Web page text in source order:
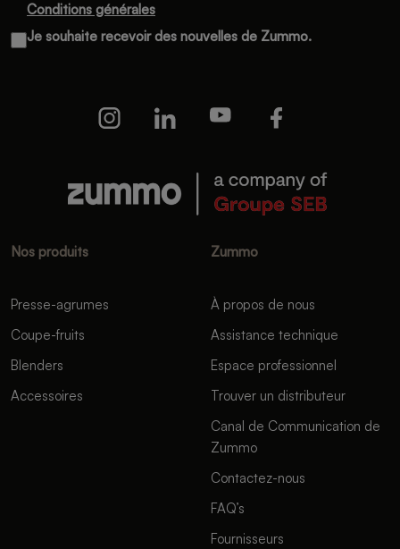
Nos produits
Presse-agrumes
Coupe-fruits
Blenders
Accessoires
Zummo
À propos de nous
Assistance technique
Espace professionnel
Trouver un distributeur
Canal de Communication de
Zummo
Contactez-nous
FAQ’s
Fournisseurs
Conditions générales
Je souhaite recevoir des nouvelles de Zummo.